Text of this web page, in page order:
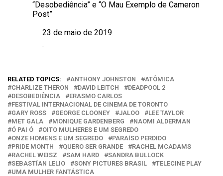
“Desobediência” e “O Mau Exemplo de Cameron
Post”
Data
23 de maio de 2019
Em relação a
.
RELATED TOPICS: ANTHONY JOHNSTON
ATÔMICA
CHARLIZE THERON
DAVID LEITCH
DEADPOOL 2
DESOBEDIÊNCIA
ERASMO CARLOS
FESTIVAL INTERNACIONAL DE CINEMA DE TORONTO
GARY ROSS
GEORGE CLOONEY JALOO
LEE TAYLOR
MET GALA
MONIQUE GARDENBERG
NAOMI ALDERMAN
Ó PAI Ó
OITO MULHERES E UM SEGREDO
ONZE HOMENS E UM SEGREDO
PARAÍSO PERDIDO
PRIDE MONTH
QUERO SER GRANDE
RACHEL MCADAMS
RACHEL WEISZ
SAM HARD
SANDRA BULLOCK
SEBASTÍAN LELIO
SONY PICTURES BRASIL
TELECINE PLAY
UMA MULHER FANTÁSTICA